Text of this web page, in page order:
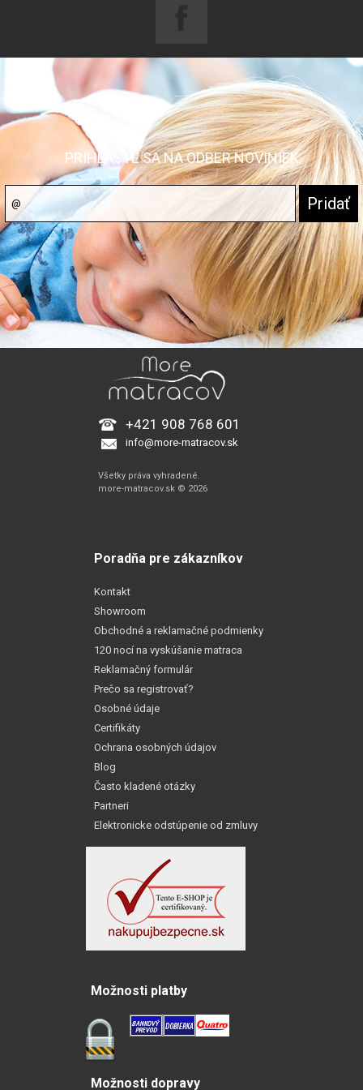
PRIHLÁSTE SA NA ODBER NOVINIEK
+421 908 768 601
info@more-matracov.sk
Všetky práva vyhradené.
more-matracov.sk © 2026
Poradňa pre zákazníkov
Kontakt
Showroom
Obchodné a reklamačné podmienky
120 nocí na vyskúšanie matraca
Reklamačný formulár
Prečo sa registrovať?
Osobné údaje
Certifikáty
Ochrana osobných údajov
Blog
Často kladené otázky
Partneri
Elektronicke odstúpenie od zmluvy
Možnosti platby
Možnosti dopravy